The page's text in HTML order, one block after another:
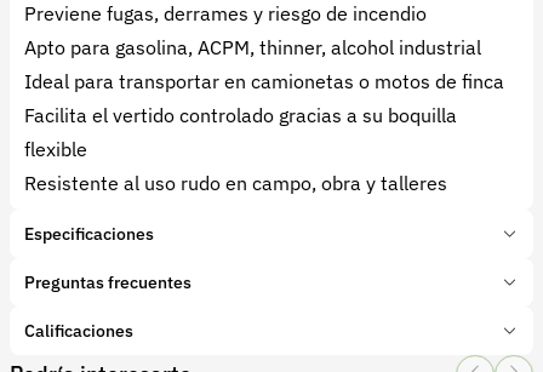
Previene fugas, derrames y riesgo de incendio
Apto para gasolina, ACPM, thinner, alcohol industrial
Ideal para transportar en camionetas o motos de finca
Facilita el vertido controlado gracias a su boquilla
flexible
Resistente al uso rudo en campo, obra y talleres
Especificaciones
Marca: Justrite
Tipo de producto:
Preguntas frecuentes
¿Este bidón sirve para gasolina o ACPM?
Calificaciones